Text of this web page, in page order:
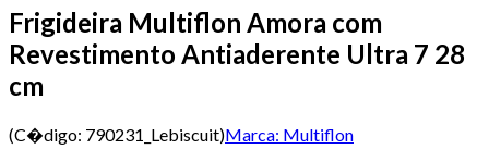
Frigideira Multiflon Amora com
Revestimento Antiaderente Ultra 7 28
cm
(C�digo: 790231_Lebiscuit)Marca: Multiflon